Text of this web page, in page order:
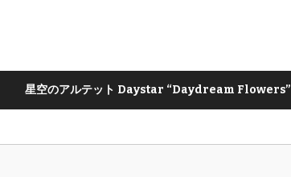
星空のアルテット Daystar “Daydream Flowers”